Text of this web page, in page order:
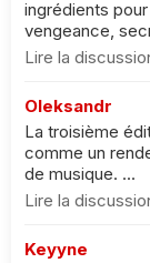
ingrédients
vengeance,
Lire la
Oleksandr
La troisième
comme un
de musique. ...
Lire la
Keyyne